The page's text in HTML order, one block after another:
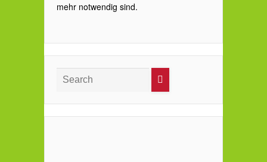
mehr notwendig sind.